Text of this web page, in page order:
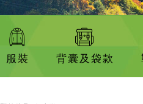
服裝 背囊及袋款